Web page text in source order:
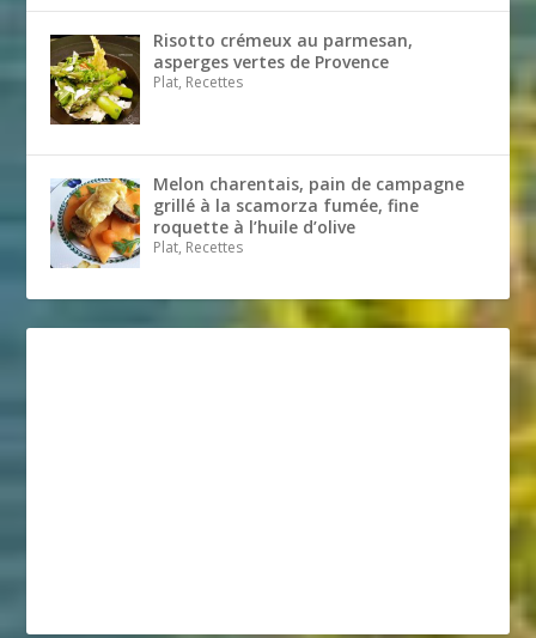
Risotto crémeux au parmesan,
asperges vertes de Provence
Plat, Recettes
Melon charentais, pain de campagne
grillé à la scamorza fumée, fine
roquette à l’huile d’olive
Plat, Recettes